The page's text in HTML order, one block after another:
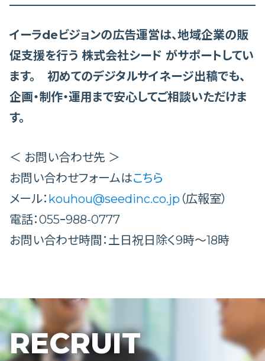
イーラdeビジョンの広告運営は、地域企業の販
促支援を行う 株式会社シード がサポートしてい
ます。 初めてのデジタルサイネージ出稿でも、
企画・制作・運用まで安心してご相談いただけま
す。
＜ お問い合わせ先 ＞
お問い合わせフォームはこちら
メール： kouhou@seedinc.co.jp （広報室）
電話：055ｰ988-0777
お問い合わせ時間：土日祝日除く9時～18時
RECRUIT